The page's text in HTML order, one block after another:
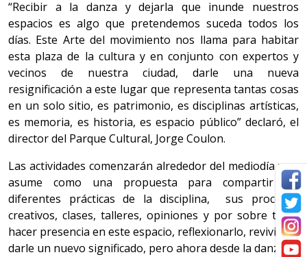
“Recibir a la danza y dejarla que inunde nuestros
espacios es algo que pretendemos suceda todos los
días. Este Arte del movimiento nos llama para habitar
esta plaza de la cultura y en conjunto con expertos y
vecinos de nuestra ciudad, darle una nueva
resignificación a este lugar que representa tantas cosas
en un solo sitio, es patrimonio, es disciplinas artísticas,
es memoria, es historia, es espacio público” declaró, el
director del Parque Cultural, Jorge Coulon.
Las actividades comenzarán alrededor del mediodía y se
asume como una propuesta para compartir las
diferentes prácticas de la disciplina, sus procesos
creativos, clases, talleres, opiniones y por sobre todo,
hacer presencia en este espacio, reflexionarlo, revivirlo y
darle un nuevo significado, pero ahora desde la danza.